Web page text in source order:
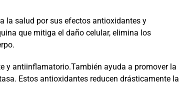
la salud por sus efectos antioxidantes y
que mitiga el daño celular, elimina los
y antiinflamatorio.También ayuda a promover la
Estos antioxidantes reducen drásticamente la